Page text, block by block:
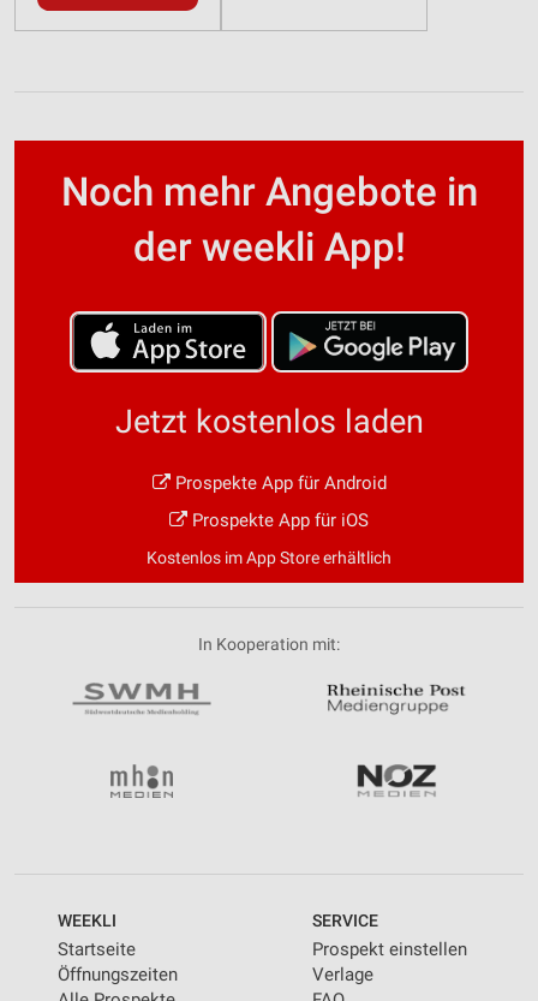
Noch mehr Angebote in
der weekli App!
Jetzt kostenlos laden
Prospekte App für Android
Prospekte App für iOS
Kostenlos im App Store erhältlich
In Kooperation mit:
WEEKLI
Startseite
Öffnungszeiten
SERVICE
Prospekt einstellen
Verlage